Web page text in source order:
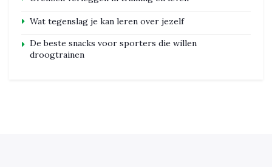
Wat tegenslag je kan leren over jezelf
De beste snacks voor sporters die willen
droogtrainen